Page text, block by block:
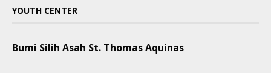
YOUTH CENTER
Bumi Silih Asah St. Thomas Aquinas